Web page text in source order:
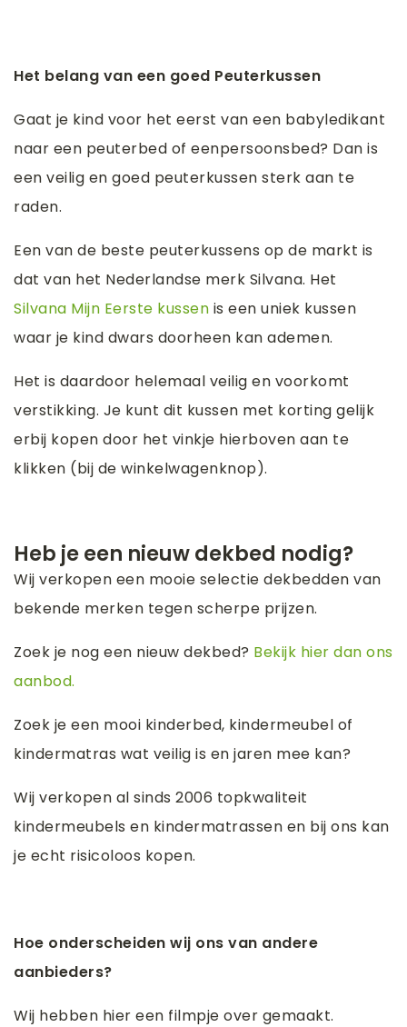
Het belang van een goed Peuterkussen
Gaat je kind voor het eerst van een babyledikant
naar een peuterbed of eenpersoonsbed? Dan is
een veilig en goed peuterkussen sterk aan te
raden.
Een van de beste peuterkussens op de markt is
dat van het Nederlandse merk Silvana. Het
Silvana Mijn Eerste kussen is een uniek kussen
waar je kind dwars doorheen kan ademen.
Het is daardoor helemaal veilig en voorkomt
verstikking. Je kunt dit kussen met korting gelijk
erbij kopen door het vinkje hierboven aan te
klikken (bij de winkelwagenknop).
Heb je een nieuw dekbed nodig?
Wij verkopen een mooie selectie dekbedden van
bekende merken tegen scherpe prijzen.
Zoek je nog een nieuw dekbed? Bekijk hier dan ons
aanbod.
Zoek je een mooi kinderbed, kindermeubel of
kindermatras wat veilig is en jaren mee kan?
Wij verkopen al sinds 2006 topkwaliteit
kindermeubels en kindermatrassen en bij ons kan
je echt risicoloos kopen.
Hoe onderscheiden wij ons van andere
aanbieders?
Wij hebben hier een filmpje over gemaakt.